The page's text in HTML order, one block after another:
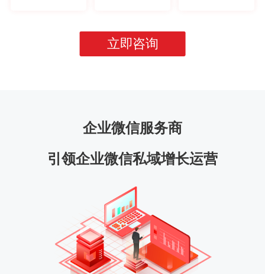
立即咨询
企业微信服务商
引领企业微信私域增长运营